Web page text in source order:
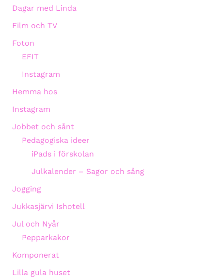
Dagar med Linda
Film och TV
Foton
EFIT
Instagram
Hemma hos
Instagram
Jobbet och sånt
Pedagogiska ideer
iPads i förskolan
Julkalender – Sagor och sång
Jogging
Jukkasjärvi Ishotell
Jul och Nyår
Pepparkakor
Komponerat
Lilla gula huset